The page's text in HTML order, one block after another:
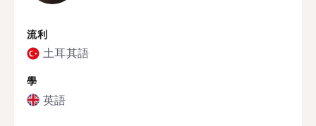
流利
土耳其語
學
英語